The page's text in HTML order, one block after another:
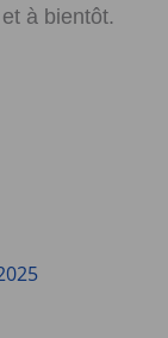
à bientôt.